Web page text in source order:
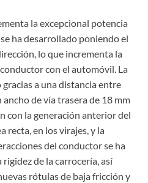
la excepcional potencia
ha desarrollado poniendo el
lo que incrementa la
con el automóvil. La
a una distancia entre
de vía trasera de 18 mm
con la generación anterior del
recta, en los virajes, y la
del conductor se ha
de la carrocería, así
rótulas de baja fricción y